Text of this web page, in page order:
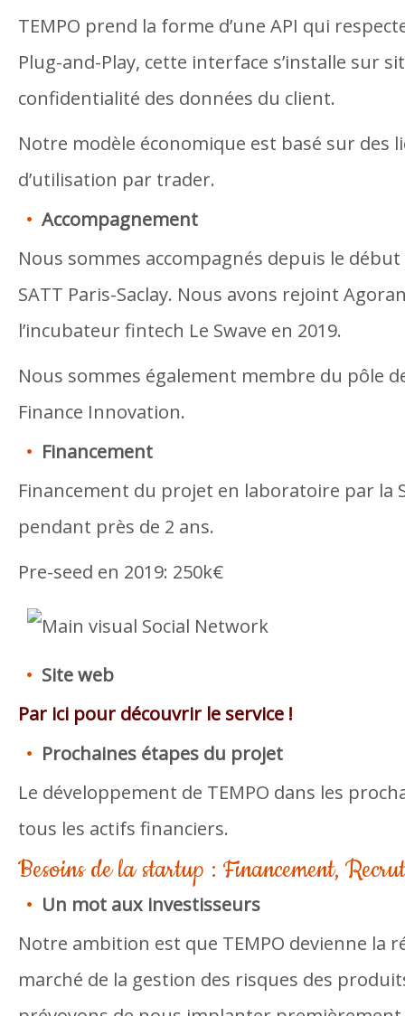
TEMPO prend la forme d’une API qui
Plug-and-Play, cette interface s’installe sur
confidentialité des données du client.
Notre modèle économique est basé sur des
d’utilisation par trader.
Accompagnement
Nous sommes accompagnés depuis le
SATT Paris-Saclay. Nous avons rejoint
l’incubateur fintech Le Swave en 2019.
Nous sommes également membre du pôle
Finance Innovation.
Financement
Financement du projet en laboratoire par la
pendant près de 2 ans.
Pre-seed en 2019: 250k€
Site web
Par ici pour découvrir le service !
Prochaines étapes du projet
Le développement de TEMPO dans les
tous les actifs financiers.
Besoins de la startup : Financement,
Un mot aux investisseurs
Notre ambition est que TEMPO devienne la
marché de la gestion des risques des